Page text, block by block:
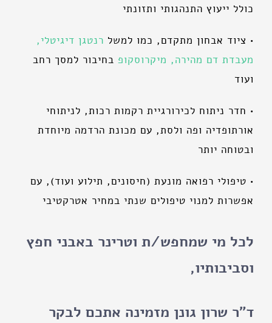
כולל ייעוץ התנהגותי ותזונתי
• ציוד אבחון מתקדם, כמו למשל רנטגן דיגיטלי,
מעבדת דם מהירה, מיקרוסקופ בחיבור למסך רחב
ועוד
• חדר ניתוח לכירורגיית רקמות רכות, לניתוחי
אורתופדיה ופה ולסת, עם מכונת הרדמה מיוחדת
ובטוחה יותר
• טיפולי רפואה מונעת (חיסונים, תילוע ועוד), עם
אפשרות למנוי טיפולים שנתי במחיר אטרקטיבי
לכל מי שמחפש/ת וטרינר באבני חפץ
וסביבותיו,
ד"ר שרון גונן מזמינה אתכם לבקר